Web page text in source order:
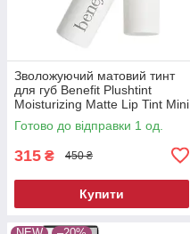
Зволожуючий матовий тинт
для губ Benefit Plushtint
Moisturizing Matte Lip Tint Mini
26 Quilty Pleasure 2 мл
Готово до відправки 1 од.
315 ₴ 450 ₴
Купити